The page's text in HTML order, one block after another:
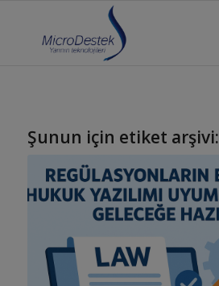
Şunun için etiket arşivi: